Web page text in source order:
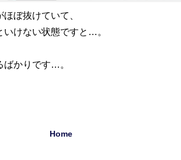
ぼ抜けていて、
いけない状態ですと…。
ばかりです…。
Home